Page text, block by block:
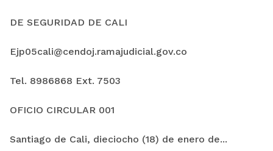
DE SEGURIDAD DE CALI
Ejp05cali@cendoj.ramajudicial.gov.co
Tel. 8986868 Ext. 7503
OFICIO CIRCULAR 001
Santiago de Cali, dieciocho (18) de enero de...